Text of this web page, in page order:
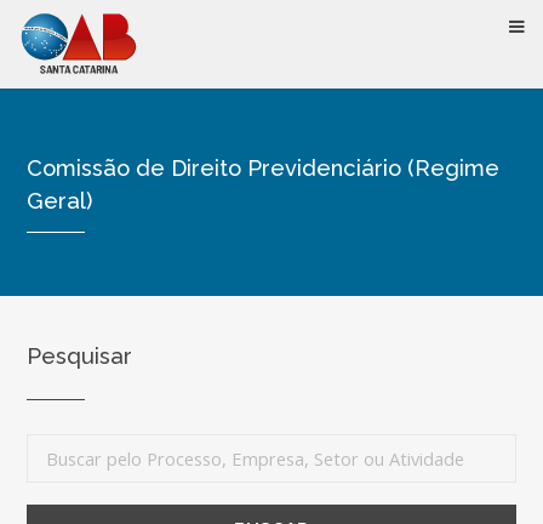
Comissão de Direito Previdenciário (Regime
Geral)
Pesquisar